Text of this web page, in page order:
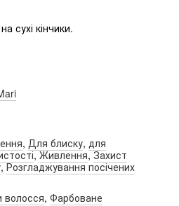
сухі кінчики.
, Для блиску, для
,Живлення,Захист
,Розгладжування посічених
волосся, Фарбоване